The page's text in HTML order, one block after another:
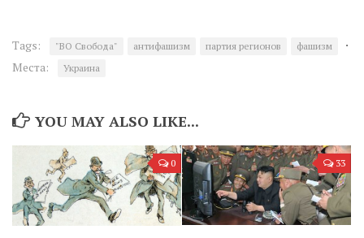
Tags: "ВО Свобода" антифашизм партия регионов фашизм ·
Места: Украина
YOU MAY ALSO LIKE...
0 33